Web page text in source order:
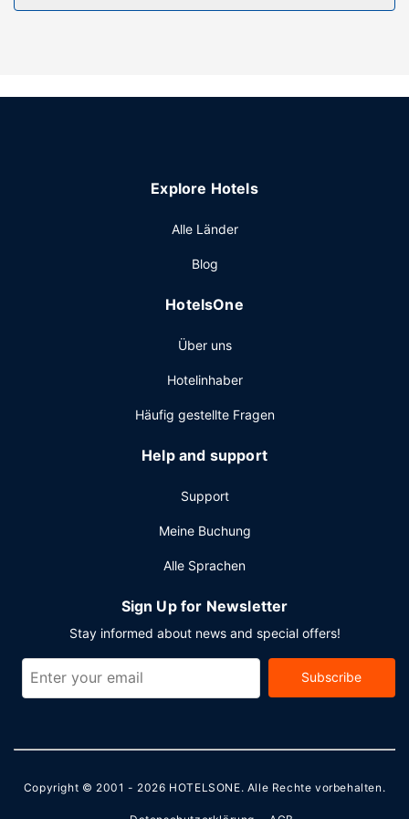
Entspann dich am Privatstrand oder nutz andere
Rezeption, eine Gepäckaufbewahrung und eine Wäscherei.
Explore Hotels
Alle Länder
Blog
HotelsOne
Über uns
Hotelinhaber
Häufig gestellte Fragen
Help and support
Support
Meine Buchung
Alle Sprachen
Sign Up for Newsletter
Stay informed about news and special offers!
Subscribe
Copyright © 2001 - 2026 HOTELSONE. Alle Rechte vorbehalten.